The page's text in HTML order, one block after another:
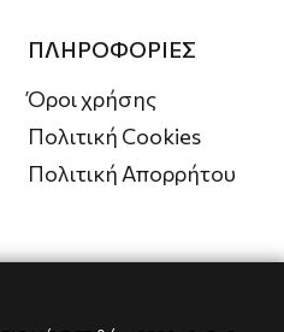
ΠΛΗΡΟΦΟΡΙΕΣ
Όροι χρήσης
Πολιτική Cookies
Πολιτική Απορρήτου